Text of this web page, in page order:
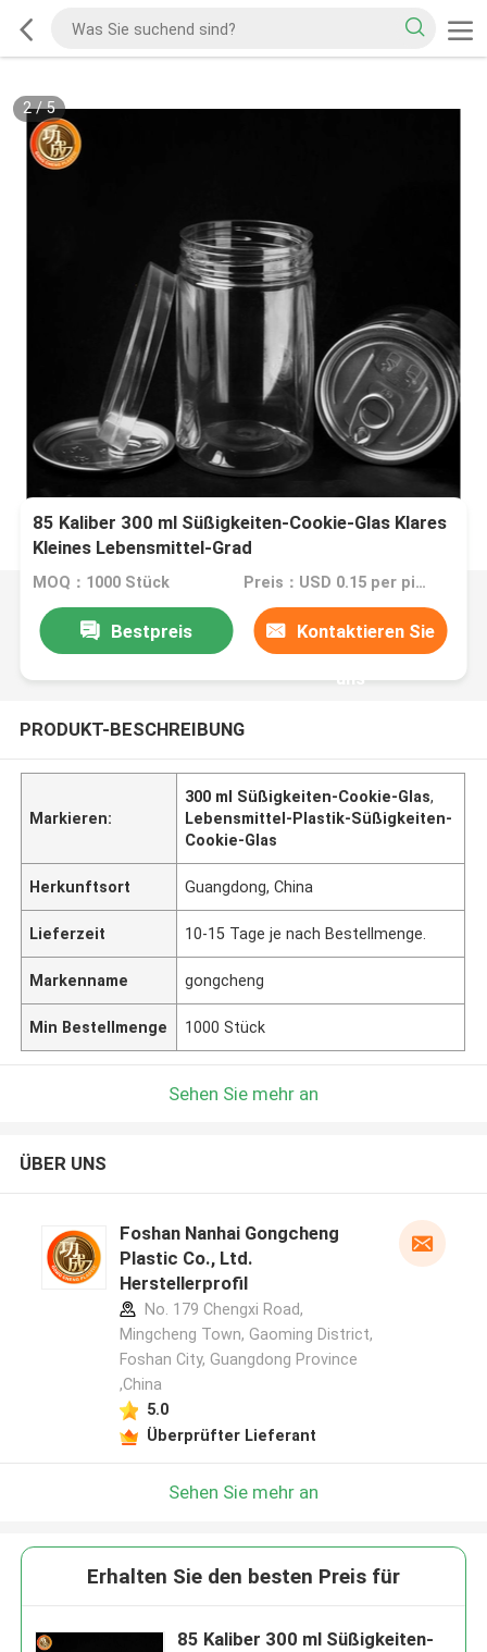
2/5
85 Kaliber 300 ml Süßigkeiten-Cookie-Glas Klares
Kleines Lebensmittel-Grad
Plastikverpackungsglas
MOQ：1000 Stück Preis：USD 0.15 per piece
Bestpreis Kontaktieren Sie
uns
PRODUKT-BESCHREIBUNG
Markieren:
300 ml Süßigkeiten-Cookie-Glas,
Lebensmittel-Plastik-Süßigkeiten-
Cookie-Glas
Herkunftsort Guangdong, China
Lieferzeit 10-15 Tage je nach Bestellmenge.
Markenname gongcheng
Min Bestellmenge 1000 Stück
Sehen Sie mehr an
ÜBER UNS
Foshan Nanhai Gongcheng
Plastic Co., Ltd.
Herstellerprofil
No. 179 Chengxi Road,
Mingcheng Town, Gaoming District,
Foshan City, Guangdong Province
,China
5.0
Überprüfter Lieferant
Sehen Sie mehr an
Erhalten Sie den besten Preis für
85 Kaliber 300 ml Süßigkeiten-